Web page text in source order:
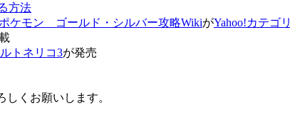
方法
ポケモン ゴールド・シルバー攻略WikiがYahoo!カテゴリ
トネリコ3が発売
くお願いします。